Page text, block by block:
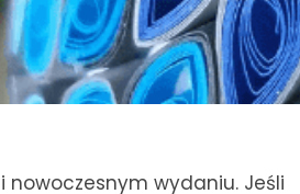
nowoczesnym wydaniu. Jeśli